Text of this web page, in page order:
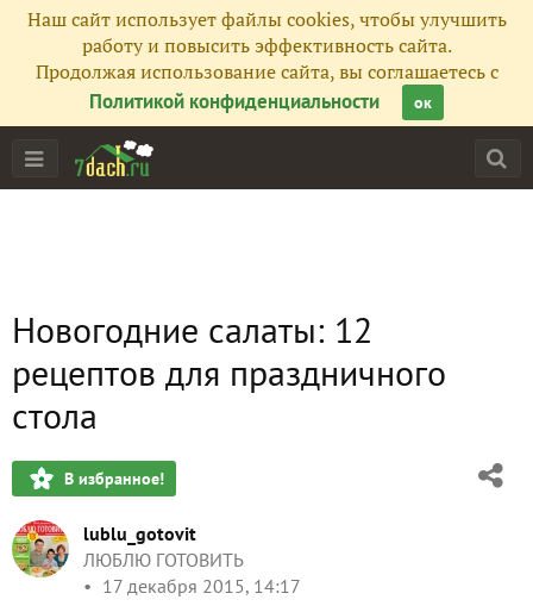
Наш сайт использует файлы cookies, чтобы улучшить
работу и повысить эффективность сайта.
Продолжая использование сайта, вы соглашаетесь с
Политикой конфиденциальности
ок
Новогодние салаты: 12
рецептов для праздничного
стола
В избранное!
lublu_gotovit
ЛЮБЛЮ ГОТОВИТЬ
17 декабря 2015, 14:17